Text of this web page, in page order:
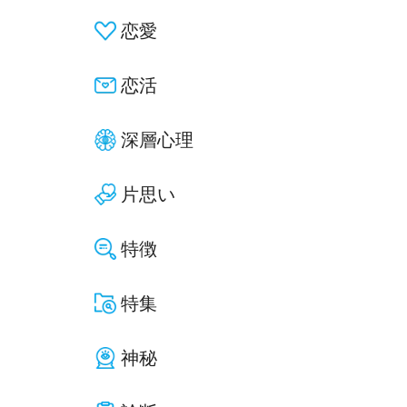
恋愛
恋活
深層心理
片思い
特徴
特集
神秘